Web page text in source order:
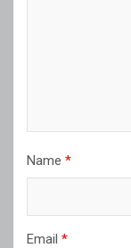
Name *
Email *